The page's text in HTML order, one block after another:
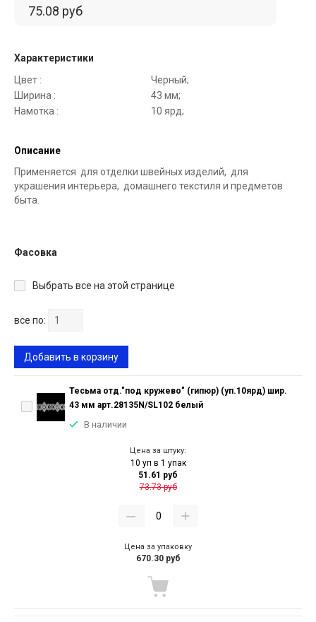
75.08 руб
Характеристики
Цвет :
Черный;
Ширина :
43 мм;
Намотка :
10 ярд;
Описание
Применяется для отделки швейных изделий, для
украшения интерьера, домашнего текстиля и предметов
быта.
Фасовка
Выбрать все на этой странице
все по:
Добавить в корзину
Тесьма отд."под кружево" (гипюр) (уп.10ярд) шир.
43 мм арт.28135N/SL102 белый
В наличии
Цена за штуку:
10 уп в 1 упак
51.61 руб
73.73 руб
Цена за упаковку
670.30 руб